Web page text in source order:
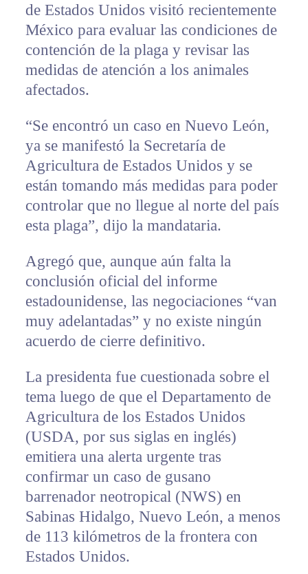
de Estados Unidos visitó recientemente
México para evaluar las condiciones de
contención de la plaga y revisar las
medidas de atención a los animales
afectados.
“Se encontró un caso en Nuevo León,
ya se manifestó la Secretaría de
Agricultura de Estados Unidos y se
están tomando más medidas para poder
controlar que no llegue al norte del país
esta plaga”, dijo la mandataria.
Agregó que, aunque aún falta la
conclusión oficial del informe
estadounidense, las negociaciones “van
muy adelantadas” y no existe ningún
acuerdo de cierre definitivo.
La presidenta fue cuestionada sobre el
tema luego de que el Departamento de
Agricultura de los Estados Unidos
(USDA, por sus siglas en inglés)
emitiera una alerta urgente tras
confirmar un caso de gusano
barrenador neotropical (NWS) en
Sabinas Hidalgo, Nuevo León, a menos
de 113 kilómetros de la frontera con
Estados Unidos.